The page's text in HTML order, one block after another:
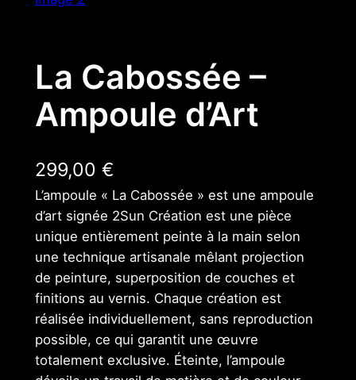
La Cabossée –
Ampoule d’Art
299,00 €
L’ampoule « La Cabossée » est une ampoule
d’art signée 2Sun Création est une pièce
unique entièrement peinte à la main selon
une technique artisanale mêlant projection
de peinture, superposition de couches et
finitions au vernis. Chaque création est
réalisée individuellement, sans reproduction
possible, ce qui garantit une œuvre
totalement exclusive. Éteinte, l’ampoule